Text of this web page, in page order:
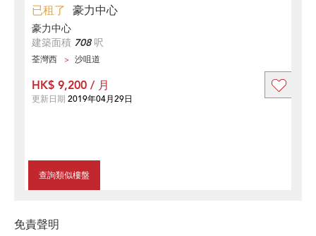
已租了 豪力中心
豪力中心
建築面積 708呎
荃灣西 沙咀道
查詢類似樓盤
HK$ 9,200 / 月
更新日期 2019年04月29日
免責聲明